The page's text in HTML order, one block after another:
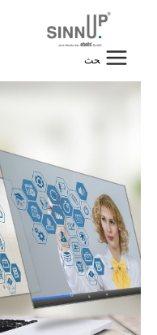
المحتوى
البحث